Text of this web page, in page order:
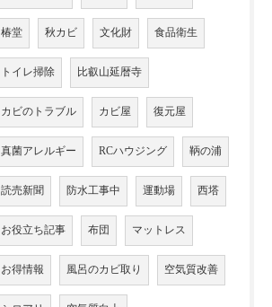
椿堂 秋カビ 文化財 食品衛生
トイレ掃除 比叡山延暦寺
カビのトラブル カビ屋 復元屋
真菌アレルギー RCハウジング 鞆の浦
読売新聞 防水工事中 運動場 西塔
お役立ち記事 布団 マットレス
お得情報 風呂のカビ取り 空気質改善